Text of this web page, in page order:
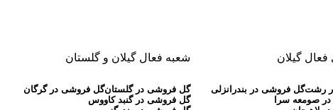
گیلان
رشتگل فروشی در بندرانزلی
صومعه سرا
شعبه فعال گیلان و گلستان
گل فروشی در گلستانگل فروشی در گرگان
گل فروشی در گنبد کاووس